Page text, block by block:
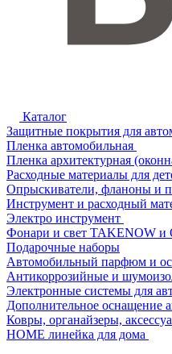
Каталог
Защитные покрытия для
Пленка автомобильная
Пленка архитектурная
Расходные материалы для
Опрыскиватели, фланоны и
Инструмент и расходный
Электро инструмент
Фонари и свет TAKENOW и
Подарочные наборы
Автомобильный парфюм и
Антикоррозийные и
Электронные системы для
Дополнительное оснащение
Ковры, органайзеры,
HOME линейка для дома